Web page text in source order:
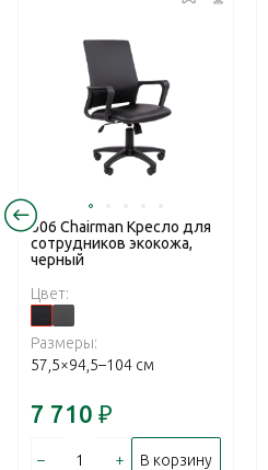
606 Chairman Кресло для
сотрудников экокожа,
черный
Цвет:
Размеры:
57,5×94,5–104 см
7 710 ₽
– + В корзину